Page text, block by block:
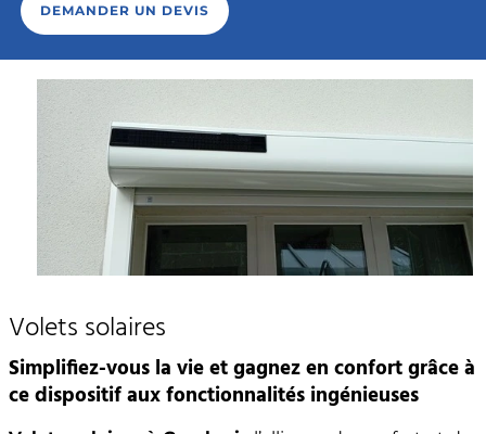
DEMANDER UN DEVIS
Volets solaires
Simplifiez-vous la vie et gagnez en confort grâce à
ce dispositif aux fonctionnalités ingénieuses